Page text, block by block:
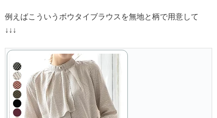
例えばこういうボウタイブラウスを無地と柄で用意して
↓↓↓